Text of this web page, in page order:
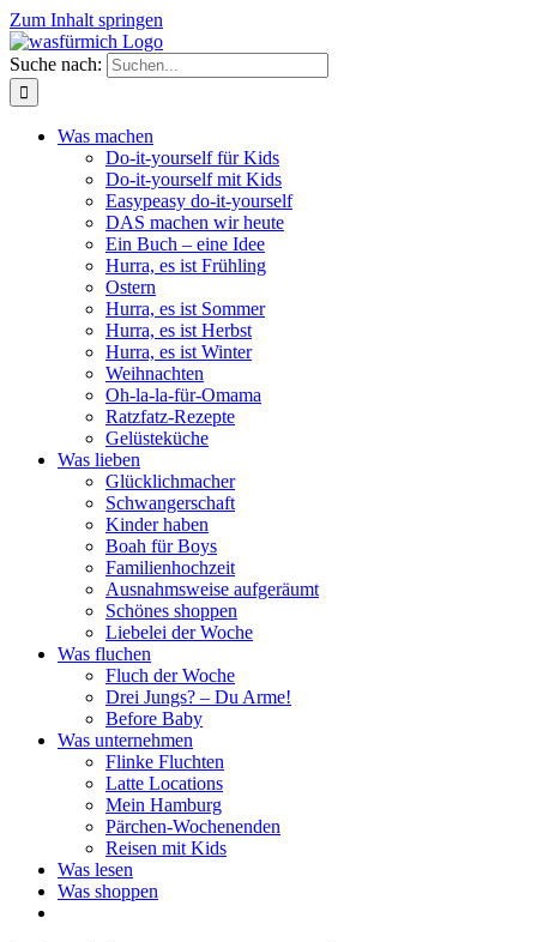
Zum Inhalt springen
Suche nach:
Was machen
Do-it-yourself für Kids
Do-it-yourself mit Kids
Easypeasy do-it-yourself
DAS machen wir heute
Ein Buch – eine Idee
Hurra, es ist Frühling
Ostern
Hurra, es ist Sommer
Hurra, es ist Herbst
Hurra, es ist Winter
Weihnachten
Oh-la-la-für-Omama
Ratzfatz-Rezepte
Gelüsteküche
Was lieben
Glücklichmacher
Schwangerschaft
Kinder haben
Boah für Boys
Familienhochzeit
Ausnahmsweise aufgeräumt
Schönes shoppen
Liebelei der Woche
Was fluchen
Fluch der Woche
Drei Jungs? – Du Arme!
Before Baby
Was unternehmen
Flinke Fluchten
Latte Locations
Mein Hamburg
Pärchen-Wochenenden
Reisen mit Kids
Was lesen
Was shoppen